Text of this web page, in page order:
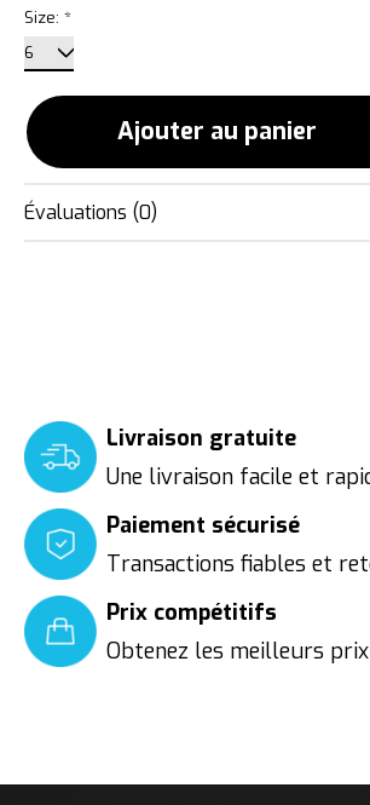
Size: *
Ajouter au panier
Évaluations (0)
Livraison gratuite
Une livraison facile et
Paiement sécurisé
Transactions fiables et
Prix compétitifs
Obtenez les meilleurs prix